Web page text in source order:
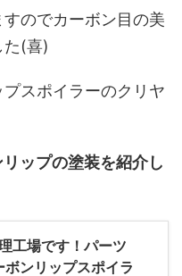
のでカーボン目の美
た(喜)
スポイラーのクリヤ
ップの塗装を紹介し
工場です！パーツ
ンリップスポイラ